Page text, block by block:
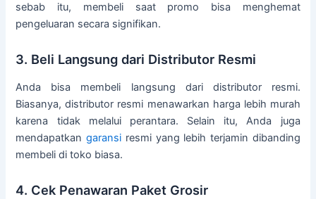
sebab itu, membeli saat promo bisa menghemat
pengeluaran secara signifikan.
3. Beli Langsung dari Distributor Resmi
Anda bisa membeli langsung dari distributor resmi.
Biasanya, distributor resmi menawarkan harga lebih murah
karena tidak melalui perantara. Selain itu, Anda juga
mendapatkangaransi resmi yang lebih terjamin dibanding
membeli di toko biasa.
4. Cek Penawaran Paket Grosir